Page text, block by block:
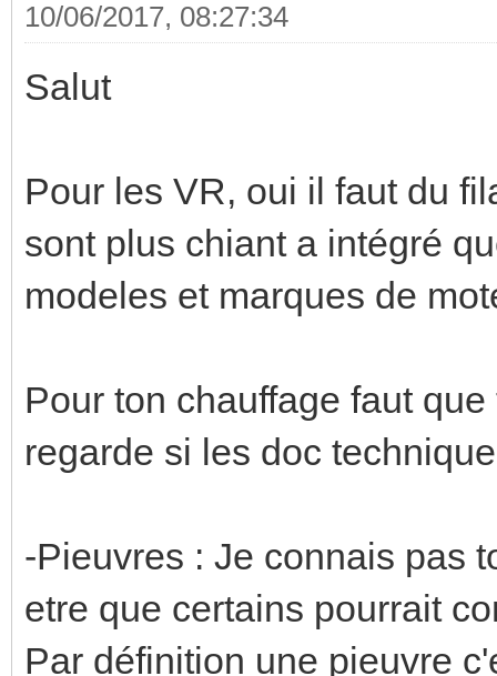
10/06/2017, 08:27:34
Salut
Pour les VR, oui il faut du
sont plus chiant a intégré
modeles et marques de
Pour ton chauffage faut
regarde si les doc
-Pieuvres : Je connais pas
etre que certains pourrait
Par définition une pieuvre